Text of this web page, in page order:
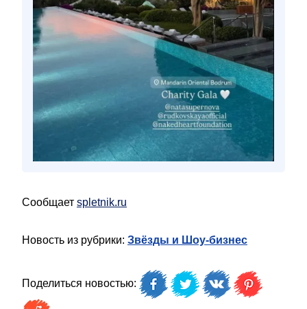
Сообщает spletnik.ru
Новость из рубрики: Звёзды и Шоу-бизнес
Поделиться новостью: